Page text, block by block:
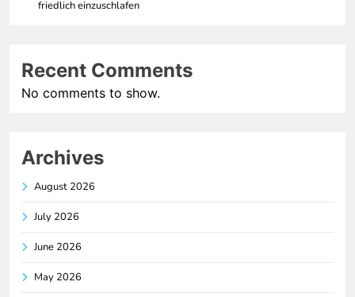
friedlich einzuschlafen
Recent Comments
No comments to show.
Archives
August 2026
July 2026
June 2026
May 2026